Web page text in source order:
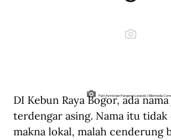
Putri Astrid dan Pangeran Leopold. (Wikimedia
DI Kebun Raya Bogor, ada
terdengar asing. Nama itu
makna lokal, malah cenderung